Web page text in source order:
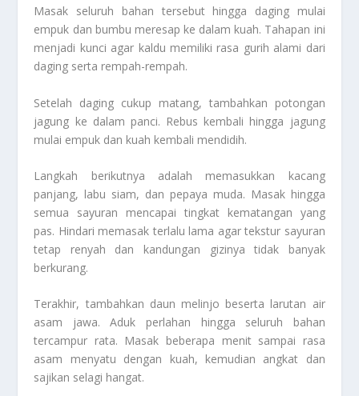
Masak seluruh bahan tersebut hingga daging mulai
empuk dan bumbu meresap ke dalam kuah. Tahapan ini
menjadi kunci agar kaldu memiliki rasa gurih alami dari
daging serta rempah-rempah.
Setelah daging cukup matang, tambahkan potongan
jagung ke dalam panci. Rebus kembali hingga jagung
mulai empuk dan kuah kembali mendidih.
Langkah berikutnya adalah memasukkan kacang
panjang, labu siam, dan pepaya muda. Masak hingga
semua sayuran mencapai tingkat kematangan yang
pas. Hindari memasak terlalu lama agar tekstur sayuran
tetap renyah dan kandungan gizinya tidak banyak
berkurang.
Terakhir, tambahkan daun melinjo beserta larutan air
asam jawa. Aduk perlahan hingga seluruh bahan
tercampur rata. Masak beberapa menit sampai rasa
asam menyatu dengan kuah, kemudian angkat dan
sajikan selagi hangat.